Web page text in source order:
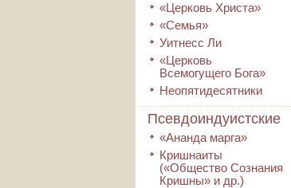
«Церковь Христа»
«Семья»
Уитнесс Ли
«Церковь
Всемогущего Бога»
Неопятидесятники
Псевдоиндуистские
«Ананда марга»
Кришнаиты
(«Общество Сознания
Кришны» и др.)